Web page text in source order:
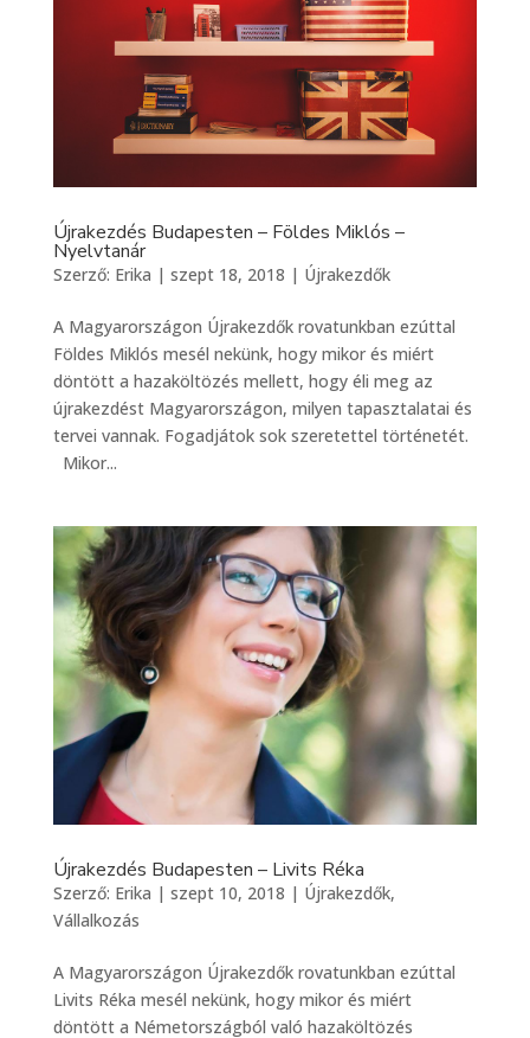
Újrakezdés Budapesten – Földes Miklós –
Nyelvtanár
Szerző: Erika | szept 18, 2018 | Újrakezdők
A Magyarországon Újrakezdők rovatunkban ezúttal
Földes Miklós mesél nekünk, hogy mikor és miért
döntött a hazaköltözés mellett, hogy éli meg az
újrakezdést Magyarországon, milyen tapasztalatai és
tervei vannak. Fogadjátok sok szeretettel történetét.
Mikor...
Újrakezdés Budapesten – Livits Réka
Szerző: Erika | szept 10, 2018 | Újrakezdők,
Vállalkozás
A Magyarországon Újrakezdők rovatunkban ezúttal
Livits Réka mesél nekünk, hogy mikor és miért
döntött a Németországból való hazaköltözés